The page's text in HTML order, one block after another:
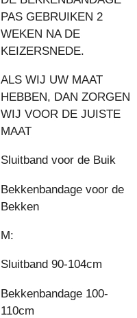
PAS GEBRUIKEN 2
WEKEN NA DE
KEIZERSNEDE.
ALS WIJ UW MAAT
HEBBEN, DAN ZORGEN
WIJ VOOR DE JUISTE
MAAT
Sluitband voor de Buik
Bekkenbandage voor de
Bekken
M:
Sluitband 90-104cm
Bekkenbandage 100-
110cm